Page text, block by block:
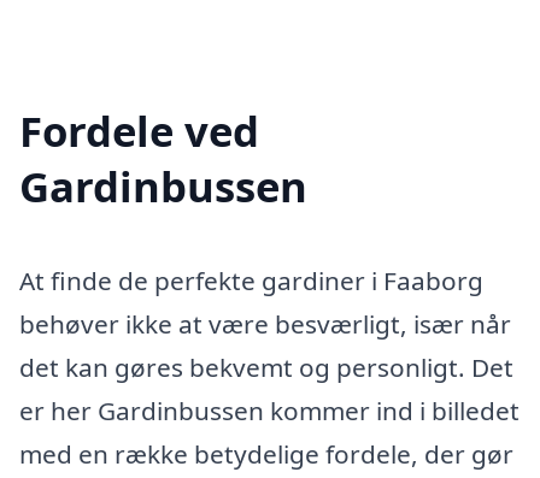
Fordele ved
Gardinbussen
At finde de perfekte gardiner i Faaborg
behøver ikke at være besværligt, især når
det kan gøres bekvemt og personligt. Det
er her Gardinbussen kommer ind i billedet
med en række betydelige fordele, der gør